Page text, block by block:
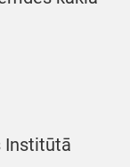
Institūtā